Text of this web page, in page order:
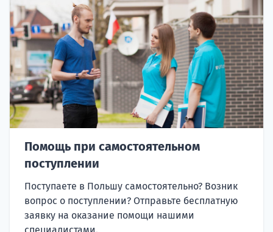
Помощь при самостоятельном
поступлении
Поступаете в Польшу самостоятельно? Возник
вопрос о поступлении? Отправьте бесплатную
заявку на оказание помощи нашими